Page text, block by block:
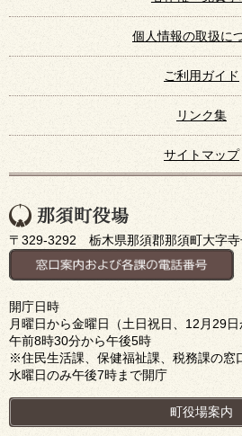
個人情報の取扱に
ご利用ガイド
リンク集
サイトマップ
〒329-3292 栃木県那須郡那須町大字
開庁日時
月曜日から金曜日（土日祝日、12月29日
午前8時30分から午後5時
※住民生活課、保健福祉課、税務課の窓
水曜日のみ午後7時まで開庁
町役場案内